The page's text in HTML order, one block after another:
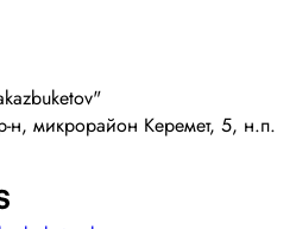
н, микрорайон Керемет, 5, н.п.